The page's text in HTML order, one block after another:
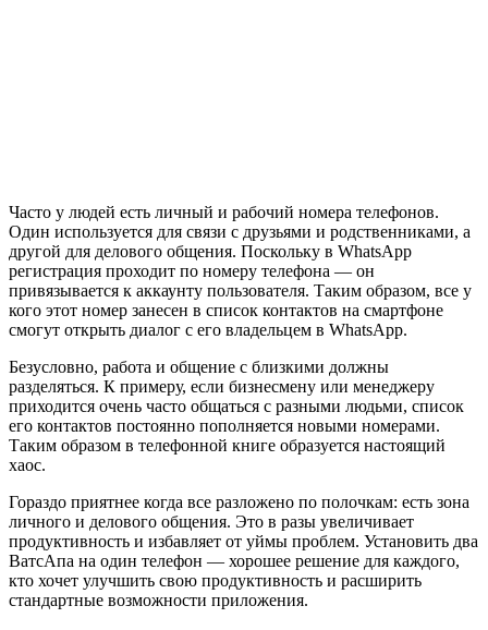
Часто у людей есть личный и рабочий номера телефонов.
Один используется для связи с друзьями и родственниками, а
другой для делового общения. Поскольку в WhatsApp
регистрация проходит по номеру телефона — он
привязывается к аккаунту пользователя. Таким образом, все у
кого этот номер занесен в список контактов на смартфоне
смогут открыть диалог с его владельцем в WhatsApp.
Безусловно, работа и общение с близкими должны
разделяться. К примеру, если бизнесмену или менеджеру
приходится очень часто общаться с разными людьми, список
его контактов постоянно пополняется новыми номерами.
Таким образом в телефонной книге образуется настоящий
хаос.
Гораздо приятнее когда все разложено по полочкам: есть зона
личного и делового общения. Это в разы увеличивает
продуктивность и избавляет от уймы проблем. Установить два
ВатсАпа на один телефон — хорошее решение для каждого,
кто хочет улучшить свою продуктивность и расширить
стандартные возможности приложения.